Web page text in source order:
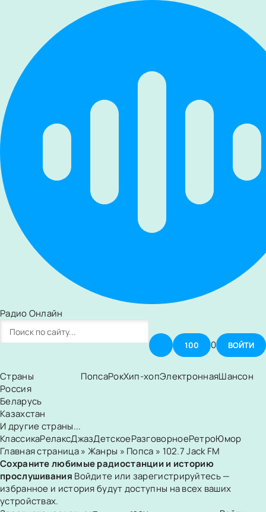
Радио Онлайн
100 0 ВОЙТИ
Страны
Россия
Беларусь
Казахстан
И другие страны...
ПопсаРокХип-хопЭлектроннаяШансон
КлассикаРелаксДжазДетскоеРазговорноеРетроЮмор
Главная страница» Жанры » Попса » 102.7 Jack FM
Сохраните любимые радиостанции и историю
прослушивания Войдите или зарегистрируйтесь —
избранное и история будут доступны на всех ваших
устройствах.